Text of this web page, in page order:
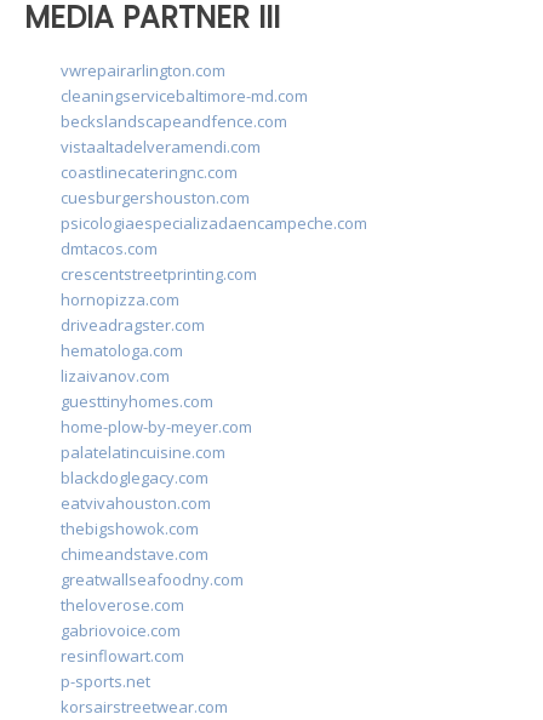
MEDIA PARTNER III
vwrepairarlington.com
cleaningservicebaltimore-md.com
beckslandscapeandfence.com
vistaaltadelveramendi.com
coastlinecateringnc.com
cuesburgershouston.com
psicologiaespecializadaencampeche.com
dmtacos.com
crescentstreetprinting.com
hornopizza.com
driveadragster.com
hematologa.com
lizaivanov.com
guesttinyhomes.com
home-plow-by-meyer.com
palatelatincuisine.com
blackdoglegacy.com
eatvivahouston.com
thebigshowok.com
chimeandstave.com
greatwallseafoodny.com
theloverose.com
gabriovoice.com
resinflowart.com
p-sports.net
korsairstreetwear.com